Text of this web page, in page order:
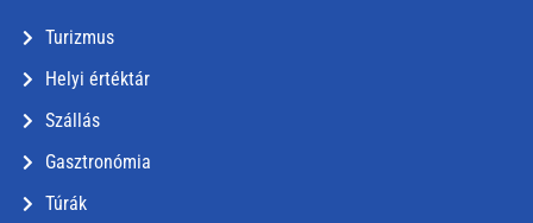
Turizmus
Helyi értéktár
Szállás
Gasztronómia
Túrák